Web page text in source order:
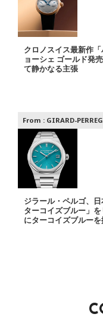
クロノスイス最新作
ョーシェ ゴールド発
て静かなる主張
From : GIRARD-
ジラール・ペルゴ、
ターコイズブルー」
にターコイズブルーを